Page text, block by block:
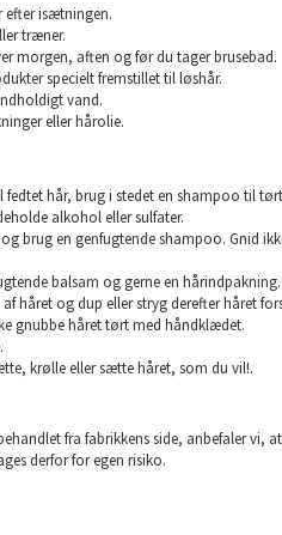
efter isætningen.
træner.
morgen, aften og før du tager brusebad.
specielt fremstillet til løshår.
vand.
eller hårolie.
hår, brug i stedet en shampoo til
alkohol eller sulfater.
brug en genfugtende shampoo. Gnid
balsam og gerne en hårindpakning.
håret og dup eller stryg derefter håret
gnubbe håret tørt med håndklædet.
krølle eller sætte håret, som du vil!.
fra fabrikkens side, anbefaler vi,
derfor for egen risiko.